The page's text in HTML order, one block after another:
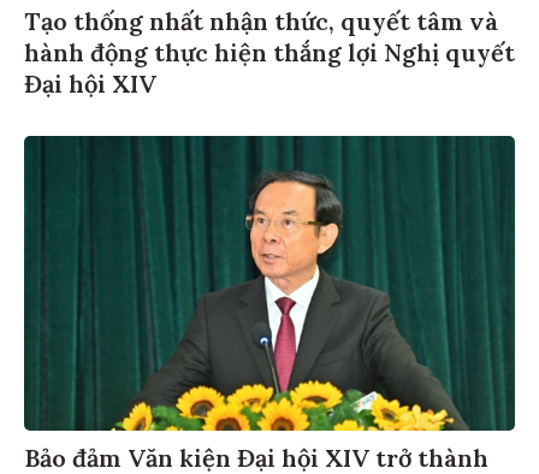
Tạo thống nhất nhận thức, quyết tâm và
hành động thực hiện thắng lợi Nghị quyết
Đại hội XIV
Bảo đảm Văn kiện Đại hội XIV trở thành